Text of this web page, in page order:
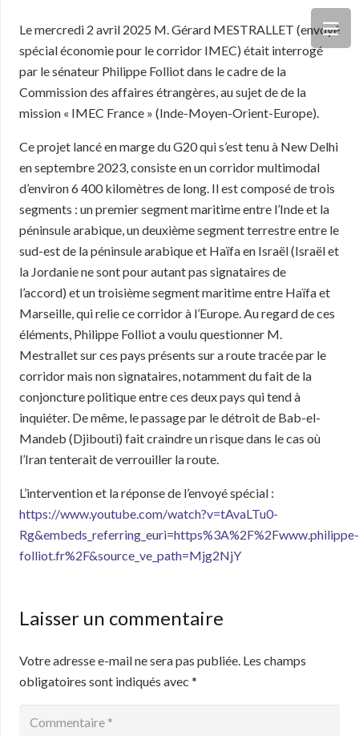
Le mercredi 2 avril 2025 M. Gérard MESTRALLET (envoyé
spécial économie pour le corridor IMEC) était interrogé
par le sénateur Philippe Folliot dans le cadre de la
Commission des affaires étrangères, au sujet de de la
mission « IMEC France » (Inde-Moyen-Orient-Europe).
Ce projet lancé en marge du G20 qui s’est tenu à New Delhi
en septembre 2023, consiste en un corridor multimodal
d’environ 6 400 kilomètres de long. Il est composé de trois
segments : un premier segment maritime entre l’Inde et la
péninsule arabique, un deuxième segment terrestre entre le
sud-est de la péninsule arabique et Haïfa en Israël (Israël et
la Jordanie ne sont pour autant pas signataires de
l’accord) et un troisième segment maritime entre Haïfa et
Marseille, qui relie ce corridor à l’Europe. Au regard de ces
éléments, Philippe Folliot a voulu questionner M.
Mestrallet sur ces pays présents sur a route tracée par le
corridor mais non signataires, notamment du fait de la
conjoncture politique entre ces deux pays qui tend à
inquiéter. De même, le passage par le détroit de Bab-el-
Mandeb (Djibouti) fait craindre un risque dans le cas où
l’Iran tenterait de verrouiller la route.
L’intervention et la réponse de l’envoyé spécial :
https://www.youtube.com/watch?v=tAvaLTu0-
Rg&embeds_referring_euri=https%3A%2F%2Fwww.philippe-
folliot.fr%2F&source_ve_path=Mjg2NjY
Laisser un commentaire
Votre adresse e-mail ne sera pas publiée. Les champs
obligatoires sont indiqués avec *